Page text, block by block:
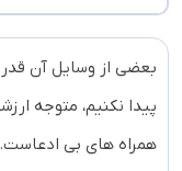
بعضی از وسایل آن‌ قدر
پیدا نکنیم، متوجه
همراه‌ های بی‌